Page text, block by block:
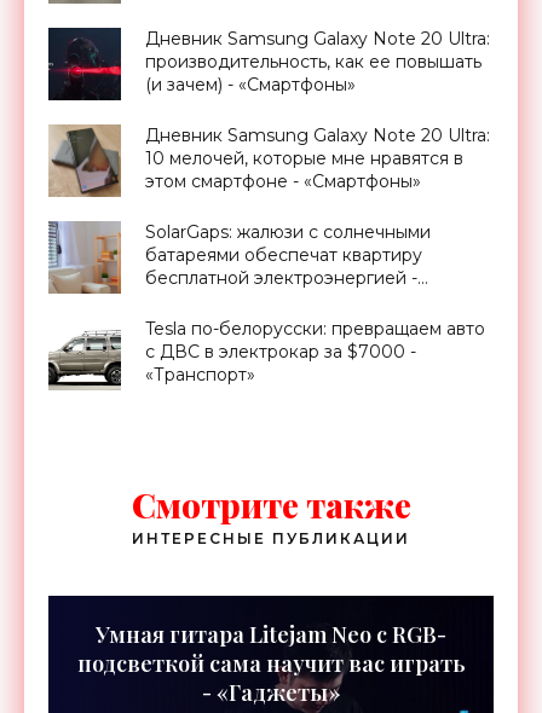
Дневник Samsung Galaxy Note 20 Ultra:
производительность, как ее повышать
(и зачем) - «Смартфоны»
Дневник Samsung Galaxy Note 20 Ultra:
10 мелочей, которые мне нравятся в
этом смартфоне - «Смартфоны»
SolarGaps: жалюзи с солнечными
батареями обеспечат квартиру
бесплатной электроэнергией -
Tesla по-белорусски: превращаем авто
с ДВС в электрокар за $7000 -
«Транспорт»
Смотрите также
ИНТЕРЕСНЫЕ ПУБЛИКАЦИИ
Умная гитара Litejam Neo с RGB-
подсветкой сама научит вас играть
- «Гаджеты»